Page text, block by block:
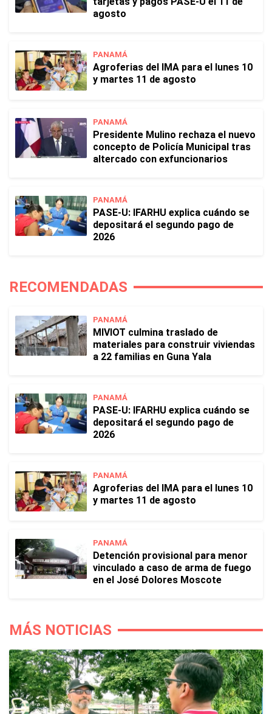
agosto
PANAMÁ
Agroferias del IMA para el lunes 10
y martes 11 de agosto
PANAMÁ
Presidente Mulino rechaza el nuevo
concepto de Policía Municipal tras
altercado con exfuncionarios
PANAMÁ
PASE-U: IFARHU explica cuándo se
depositará el segundo pago de
2026
RECOMENDADAS
PANAMÁ
MIVIOT culmina traslado de
materiales para construir viviendas
a 22 familias en Guna Yala
PANAMÁ
PASE-U: IFARHU explica cuándo se
depositará el segundo pago de
2026
PANAMÁ
Agroferias del IMA para el lunes 10
y martes 11 de agosto
PANAMÁ
Detención provisional para menor
vinculado a caso de arma de fuego
en el José Dolores Moscote
MÁS NOTICIAS